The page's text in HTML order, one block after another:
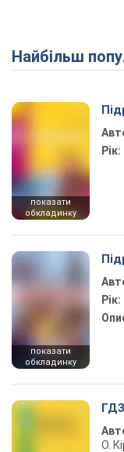
Найбільш
показати
обкладинку
Рік:
показати
обкладинку
Рік:
О.